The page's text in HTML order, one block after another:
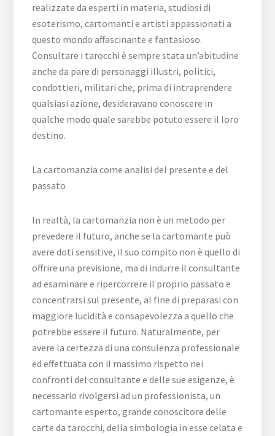
realizzate da esperti in materia, studiosi di
esoterismo, cartomanti e artisti appassionati a
questo mondo affascinante e fantasioso.
Consultare i tarocchi è sempre stata un’abitudine
anche da pare di personaggi illustri, politici,
condottieri, militari che, prima di intraprendere
qualsiasi azione, desideravano conoscere in
qualche modo quale sarebbe potuto essere il loro
destino.
La cartomanzia come analisi del presente e del
passato
In realtà, la cartomanzia non è un metodo per
prevedere il futuro, anche se la cartomante può
avere doti sensitive, il suo compito non è quello di
offrire una previsione, ma di indurre il consultante
ad esaminare e ripercorrere il proprio passato e
concentrarsi sul presente, al fine di preparasi con
maggiore lucidità e consapevolezza a quello che
potrebbe essere il futuro. Naturalmente, per
avere la certezza di una consulenza professionale
ed effettuata con il massimo rispetto nei
confronti del consultante e delle sue esigenze, è
necessario rivolgersi ad un professionista, un
cartomante esperto, grande conoscitore delle
carte da tarocchi, della simbologia in esse celata e